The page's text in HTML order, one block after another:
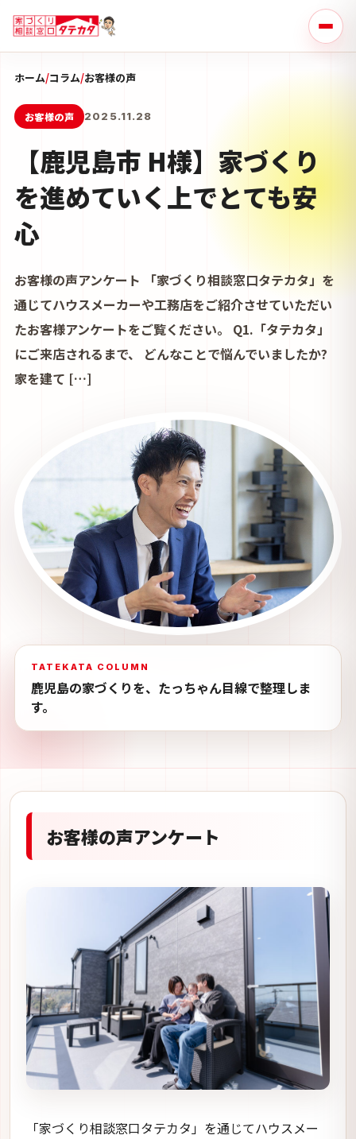
ホーム/コラム/お客様の声
お客様の声 2025.11.28
【鹿児島市 H様】家づくり
を進めていく上でとても安
心
お客様の声アンケート 「家づくり相談窓口タテカタ」を
通じてハウスメーカーや工務店をご紹介させていただい
たお客様アンケートをご覧ください。 Q1.「タテカタ」
にご来店されるまで、 どんなことで悩んでいましたか?
家を建て […]
TATEKATA COLUMN
鹿児島の家づくりを、たっちゃん目線で整理しま
す。
お客様の声アンケート
「家づくり相談窓口タテカタ」を通じてハウスメー